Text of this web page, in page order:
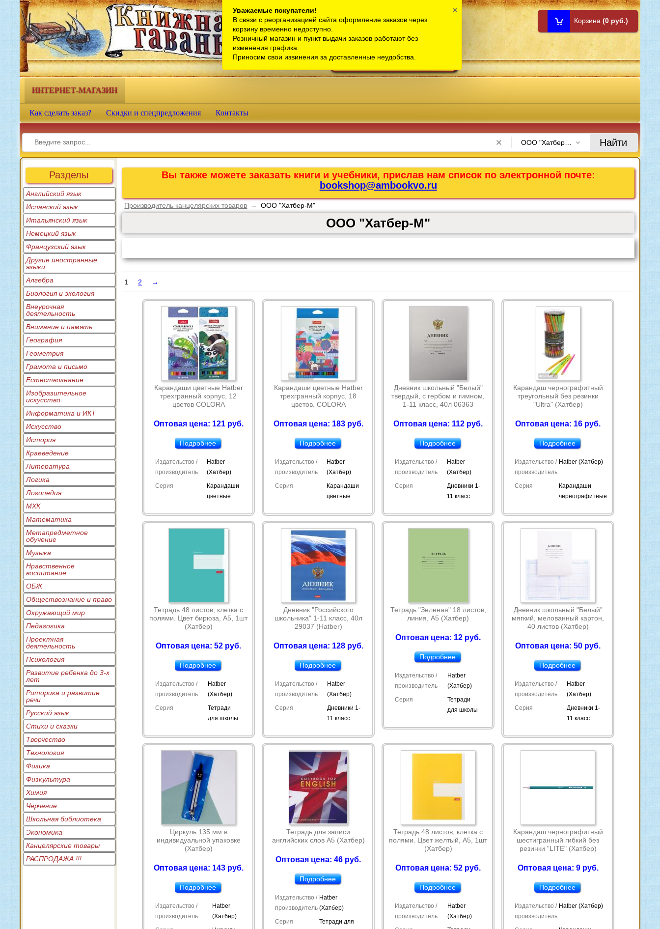
Телефон интернет-магазина:
Телефон розничного магазина:
bookshop@ambookvo.ru
Работаем ежедневно с 10:00 до 21:00
Корзина (0 руб.)
Книжная гавань - интернет-
магазин учебной литературы
ИНТЕРНЕТ-МАГАЗИН
Как сделать заказ? Скидки и спецпредложения Контакты
Найти
Разделы
Английский язык
Испанский язык
Итальянский язык
Немецкий язык
Французский язык
Другие иностранные
языки
Алгебра
Биология и экология
Внеурочная
деятельность
Внимание и память
География
Геометрия
Грамота и письмо
Естествознание
Изобразительное
искусство
Информатика и ИКТ
Искусство
История
Краеведение
Литература
Логика
Логопедия
МХК
Математика
Метапредметное
обучение
Музыка
Нравственное
воспитание
ОБЖ
Обществознание и право
Окружающий мир
Педагогика
Проектная
деятельность
Психология
Развитие ребенка до 3-х
лет
Риторика и развитие
речи
Русский язык
Стихи и сказки
Творчество
Технология
Физика
Физкультура
Химия
Черчение
Школьная библиотека
Экономика
Канцелярские товары
РАСПРОДАЖА !!!
Вы также можете заказать книги и учебники, прислав нам список по электронной почте:
bookshop@ambookvo.ru
Производитель канцелярских товаров → ООО "Хатбер-М"
ООО "Хатбер-М"
1 2 →
Карандаши цветные Hatber
трехгранный корпус, 12
цветов COLORA
Оптовая цена: 121 руб.
Подробнее
Издательство /
производитель
Hatber
(Хатбер)
Серия
Карандаши
цветные
Карандаши цветные Hatber
трехгранный корпус, 18
цветов. COLORA
Оптовая цена: 183 руб.
Подробнее
Издательство /
производитель
Hatber
(Хатбер)
Серия
Карандаши
цветные
Дневник школьный "Белый"
твердый, с гербом и гимном,
1-11 класс, 40л 06363
Оптовая цена: 112 руб.
Подробнее
Издательство /
производитель
Hatber
(Хатбер)
Серия
Дневники 1-
11 класс
Карандаш чернографитный
треугольный без резинки
"Ultra" (Хатбер)
Оптовая цена: 16 руб.
Подробнее
Издательство /
производитель
Hatber (Хатбер)
Серия
Карандаши
чернографитные
Тетрадь 48 листов, клетка с
полями. Цвет бирюза, А5, 1шт
(Хатбер)
Оптовая цена: 52 руб.
Подробнее
Издательство /
производитель
Hatber
(Хатбер)
Серия
Тетради
для школы
Дневник "Российского
школьника" 1-11 класс, 40л
29037 (Hatber)
Оптовая цена: 128 руб.
Подробнее
Издательство /
производитель
Hatber
(Хатбер)
Серия
Дневники 1-
11 класс
Тетрадь "Зеленая" 18 листов,
линия, А5 (Хатбер)
Оптовая цена: 12 руб.
Подробнее
Издательство /
производитель
Hatber
(Хатбер)
Серия
Тетради
для школы
Дневник школьный "Белый"
мягкий, мелованный картон,
40 листов (Хатбер)
Оптовая цена: 50 руб.
Подробнее
Издательство /
производитель
Hatber
(Хатбер)
Серия
Дневники 1-
11 класс
Циркуль 135 мм в
индивидуальной упаковке
(Хатбер)
Оптовая цена: 143 руб.
Подробнее
Издательство /
производитель
Hatber
(Хатбер)
Тетрадь для записи
английских слов А5 (Хатбер)
Оптовая цена: 46 руб.
Подробнее
Издательство /
производитель
Hatber
(Хатбер)
Серия
Тетради для
Тетрадь 48 листов, клетка с
полями. Цвет желтый, А5, 1шт
(Хатбер)
Оптовая цена: 52 руб.
Подробнее
Издательство /
производитель
Hatber
(Хатбер)
Карандаш чернографитный
шестигранный гибкий без
резинки "LITE" (Хатбер)
Оптовая цена: 9 руб.
Подробнее
Издательство /
производитель
Hatber (Хатбер)
Уважаемые покупатели!
В связи с реорганизацией сайта оформление заказов через
корзину временно недоступно.
Розничный магазин и пункт выдачи заказов работают без
изменения графика.
Приносим свои извинения за доставленные неудобства.
×